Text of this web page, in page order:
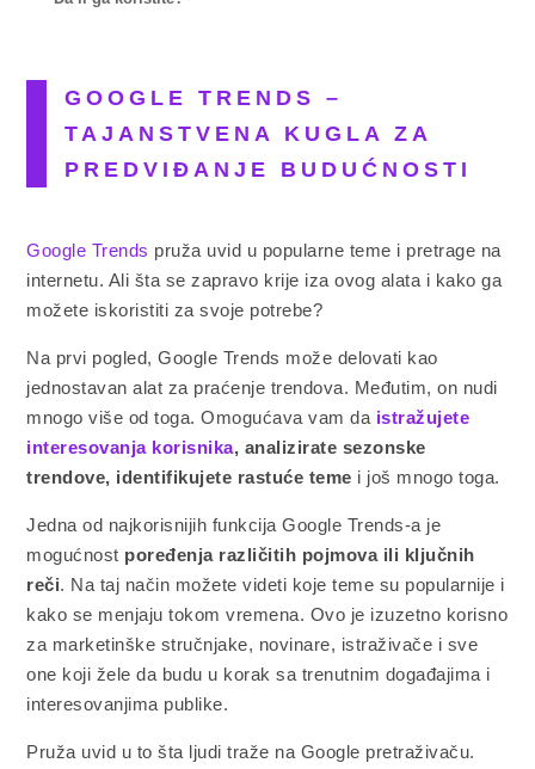
GOOGLE TRENDS –
TAJANSTVENA KUGLA ZA
PREDVIĐANJE BUDUĆNOSTI
Google Trends pruža uvid u popularne teme i pretrage na
internetu. Ali šta se zapravo krije iza ovog alata i kako ga
možete iskoristiti za svoje potrebe?
Na prvi pogled, Google Trends može delovati kao
jednostavan alat za praćenje trendova. Međutim, on nudi
mnogo više od toga. Omogućava vam da istražujete
interesovanja korisnika, analizirate sezonske
trendove, identifikujete rastuće teme i još mnogo toga.
Jedna od najkorisnijih funkcija Google Trends-a je
mogućnost poređenja različitih pojmova ili ključnih
reči. Na taj način možete videti koje teme su popularnije i
kako se menjaju tokom vremena. Ovo je izuzetno korisno
za marketinške stručnjake, novinare, istraživače i sve
one koji žele da budu u korak sa trenutnim događajima i
interesovanjima publike.
Pruža uvid u to šta ljudi traže na Google pretraživaču.